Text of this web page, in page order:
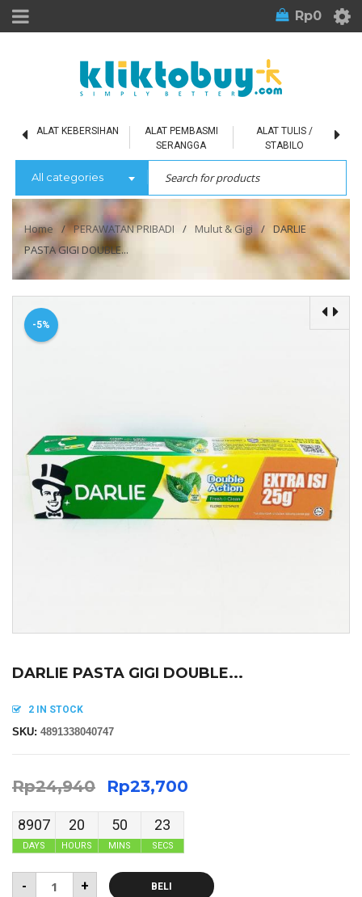
Rp0
ALAT KEBERSIHAN
ALAT PEMBASMI
SERANGGA
ALAT TULIS /
STABILO
All categories
Home / PERAWATAN PRIBADI / Mulut & Gigi / DARLIE
PASTA GIGI DOUBLE...
-5%
DARLIE PASTA GIGI DOUBLE...
2 IN STOCK
SKU: 4891338040747
Rp24,940 Rp23,700
8907
DAYS
20
HOURS
50
MINS
23
SECS
- + BELI